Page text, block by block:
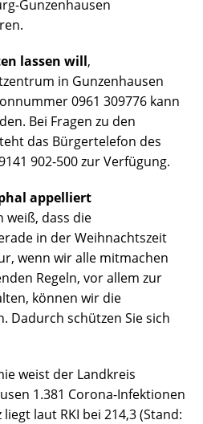
Gunzenhausen
lassen will,
in Gunzenhausen
0961 309776 kann
Bei Fragen zu den
das Bürgertelefon des
902-500 zur Verfügung.
appelliert
weiß, dass die
in der Weihnachtszeit
wenn wir alle mitmachen
Regeln, vor allem zur
können wir die
Dadurch schützen Sie sich
weist der Landkreis
1.381 Corona-Infektionen
laut RKI bei 214,3 (Stand: